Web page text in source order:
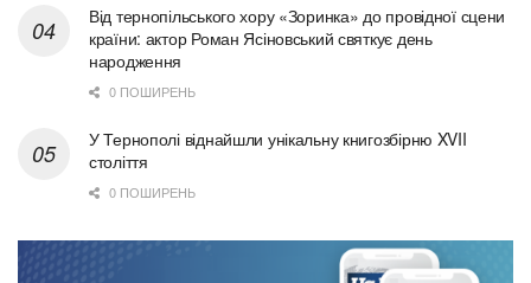
Від тернопільського хору «Зоринка» до провідної сцени
країни: актор Роман Ясіновський святкує день
народження
0 ПОШИРЕНЬ
У Тернополі віднайшли унікальну книгозбірню XVII
століття
0 ПОШИРЕНЬ